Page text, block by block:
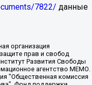
7822/ данные
центр для ЛГБТ+инициатив, Благотворительный фонд развития филантропии, Deutsche Welle (Германия, Kurt-Schumacher-Strasse 3, 53113 Bonn), Борзунова Мария Михайловна, Воробьев Виктор Викторович, Голубева Анна Львовна, Константинова Алла Михайловна, Малкова Ирина Владимировна, Мурадов Мурад Абдулгалимович, Осетинская Елизавета Николаевна, Понасенков Евгений Николаевич, Ганапольский Матвей Юрьевич, Киселев Евгений Алексеевич, Борухович Ирина Григорьевна, Дремин Иван Тимофеевич, Дубровский Дмитрий Викторович, Красноярская региональная общественная организация поддержки и развития альтернативных образовательных технологий и межкультурных коммуникаций "ИНТЕРРА", Маяковская Екатерина Алексеевна, Фейгин Марк Захарович, Филимонов Андрей Викторович, Дзугкоева Регина Николаевна, Доброхотов Роман Александрович, Дудь Юрий Александрович, Елкин Сергей Владимирович, Кругликов Кирилл Игоревич, Сабунаева Мария Леонидовна, Семенов Алексей Владимирович, Шаинян Карен Багратович, Шульман Екатерина Михайловна, Асафьев Артур Валерьевич, Вахштайн Виктор Семенович, Венедиктов Алексей Алексеевич, Лушникова Екатерина Евгеньевна, Волков Леонид Михайлович, Невзоров Александр Глебович, Пархоменко Сергей Борисович, Сироткин Ярослав Николаевич, Кара-Мурза Владимир Владимирович, Баранова Наталья Владимировна, Гозман Леонид Яковлевич, Кагарлицкий Борис Юльевич, Климарев Михаил Валерьевич, Милов Владимир Станиславович, Автономная некоммерческая организация Краснодарский центр современного искусства "Типография", Моргенштерн Алишер Тагирович, Соболь Любовь Эдуардовна, Общество с ограниченной ответственностью "ЛИЗА НОРМ", Каспаров Гарри Кимович, Ходорковский Михаил Борисович, Общество с ограниченной ответственностью "Апрельские тезисы", Данилович Ирина Брониславовна, Кашин Олег Владимирович, Петров Николай Владимирович, Пивоваров Алексей Владимирович, Соколов Михаил Владимирович, Цветкова Юлия Владимировна, Чичваркин Евгений Александрович, Комитет против пыток/Команда против пыток, Общество с ограниченной ответственностью "Первый научный", Общество с ограниченной ответственностью "Вертолет и ко", Белоцерковская Вероника Борисовна, Кац Максим Евгеньевич, Лазарева Татьяна Юрьевна, Шаведдинов Руслан Табризович, Яшин Илья Валерьевич, Общество с ограниченной ответственностью "Иноагент ААВ", Алешковский Дмитрий Петрович, Альбац Евгения Марковна, Быков Дмитрий Львович, Галямина Юлия Евгеньевна, Лойко Сергей Леонидович, Мартынов Кирилл Константинович, Медведев Сергей Александрович, Крашенинников Федор Геннадиевич, Гордеева Катерина Вл